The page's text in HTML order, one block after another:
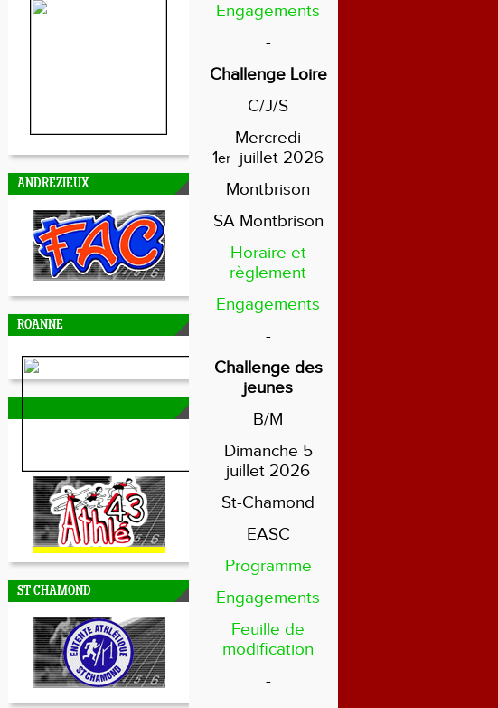
ANDREZIEUX
ROANNE
DUNIERES
ST CHAMOND
Engagements
-
Challenge Loire
C/J/S
Mercredi
1er juillet 2026
Montbrison
SA Montbrison
Horaire et
règlement
Engagements
-
Challenge des
jeunes
B/M
Dimanche 5
juillet 2026
St-Chamond
EASC
Programme
Engagements
Feuille de
modification
-